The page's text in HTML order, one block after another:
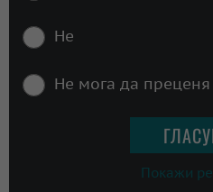
Не
Не мога да преценя
Покажи